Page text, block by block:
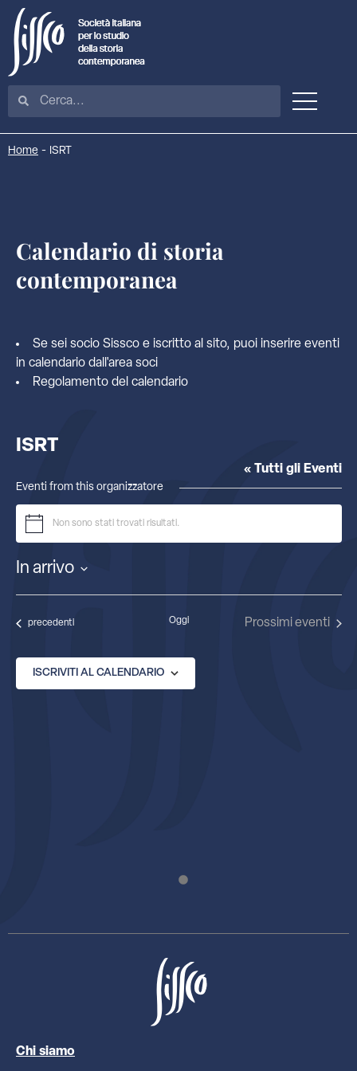
Home - ISRT
Calendario di storia
contemporanea
Se sei socio Sissco e iscritto al sito, puoi inserire eventi
in calendario dall'area soci
Regolamento del calendario
ISRT
« Tutti gli Eventi
Eventi from this organizzatore
Non sono stati trovati risultati.
In arrivo
Eventi
precedenti Oggi Prossimi eventi
ISCRIVITI AL CALENDARIO
Chi siamo